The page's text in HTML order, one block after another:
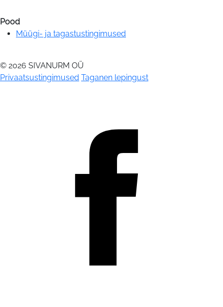
Pood
Müügi- ja tagastustingimused
© 2026 SIVANURM OÜ
Privaatsustingimused Taganen lepingust